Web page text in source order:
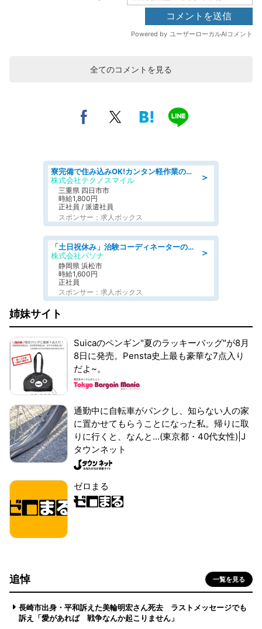
全てのコメントを見る
＞
寮完備で住み込みOK!カンタン軽作業のお仕事 denso aichi
株式会社テクノスマイル
三重県 四日市市
時給1,800円
正社員 / 派遣社員
スポンサー：求人ボックス
＞
「土日祝休み」治験コーディネーターのお仕事/未経験OK
株式会社パソナ
静岡県 浜松市
時給1,600円
正社員
スポンサー：求人ボックス
姉妹サイト
Suicaのペンギン"夏のラッキーバッグ"が8月
8日に発売。Pensta史上最も豪華な7点入り
だよ~。
通勤中に自転車がパンクし、知らない人の家
に置かせてもらうことになった私。帰りに取
りに行くと、なんと...(東京都・40代女性)|J
タウンネット
ゼロまる
追悼 一覧を見る
長崎市出身・平和訴えた美輪明宏さん死去 ラストメッセージでも
訴え「愛があれば 戦争なんか起こりません」